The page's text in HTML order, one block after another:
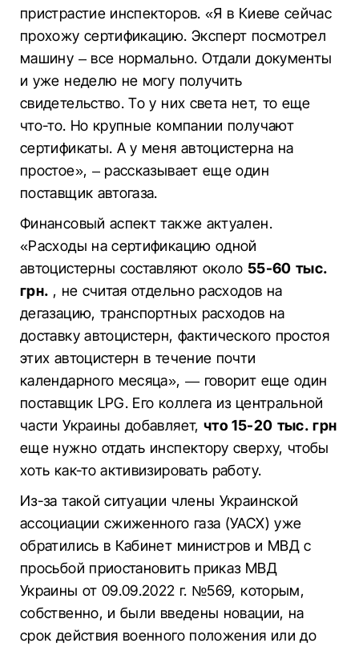
пристрастие инспекторов. «Я в Киеве сейчас
прохожу сертификацию. Эксперт посмотрел
машину – все нормально. Отдали документы
и уже неделю не могу получить
свидетельство. То у них света нет, то еще
что-то. Но крупные компании получают
сертификаты. А у меня автоцистерна на
простое», – рассказывает еще один
поставщик автогаза.
Финансовый аспект также актуален.
«Расходы на сертификацию одной
автоцистерны составляют около 55-60 тыс.
грн. , не считая отдельно расходов на
дегазацию, транспортных расходов на
доставку автоцистерн, фактического простоя
этих автоцистерн в течение почти
календарного месяца», — говорит еще один
поставщик LPG. Его коллега из центральной
части Украины добавляет, что 15-20 тыс. грн
еще нужно отдать инспектору сверху, чтобы
хоть как-то активизировать работу.
Из-за такой ситуации члены Украинской
ассоциации сжиженного газа (УАСХ) уже
обратились в Кабинет министров и МВД с
просьбой приостановить приказ МВД
Украины от 09.09.2022 г. №569, которым,
собственно, и были введены новации, на
срок действия военного положения или до